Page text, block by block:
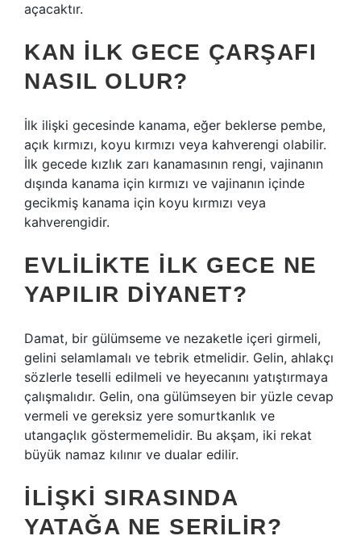
açacaktır.
KAN ILK GECE ÇARŞAFI
NASIL OLUR?
İlk ilişki gecesinde kanama, eğer beklerse pembe,
açık kırmızı, koyu kırmızı veya kahverengi olabilir.
İlk gecede kızlık zarı kanamasının rengi, vajinanın
dışında kanama için kırmızı ve vajinanın içinde
gecikmiş kanama için koyu kırmızı veya
kahverengidir.
EVLILIKTE ILK GECE NE
YAPILIR DIYANET?
Damat, bir gülümseme ve nezaketle içeri girmeli,
gelini selamlamalı ve tebrik etmelidir. Gelin, ahlakçı
sözlerle teselli edilmeli ve heyecanını yatıştırmaya
çalışmalıdır. Gelin, ona gülümseyen bir yüzle cevap
vermeli ve gereksiz yere somurtkanlık ve
utangaçlık göstermemelidir. Bu akşam, iki rekat
büyük namaz kılınır ve dualar edilir.
İLIŞKI SIRASINDA
YATAĞA NE SERILIR?